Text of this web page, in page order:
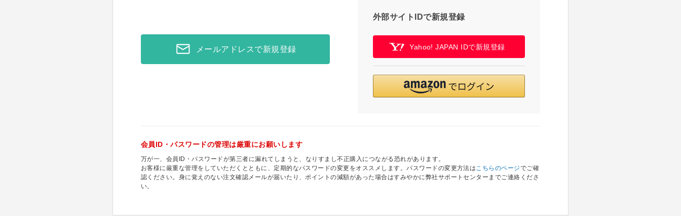
メールアドレスで新規登録
外部サイトIDで新規登録
Yahoo! JAPAN IDで新規登録
会員ID・パスワードの管理は厳重にお願いします
万が一、会員ID・パスワードが第三者に漏れてしまうと、なりすまし不正購入につながる恐れがあります。
お客様に厳重な管理をしていただくとともに、定期的なパスワードの変更をオススメします。パスワードの変更方法はこちらのページでご確
認ください。身に覚えのない注文確認メールが届いたり、ポイントの減額があった場合はすみやかに弊社サポートセンターまでご連絡くださ
い。